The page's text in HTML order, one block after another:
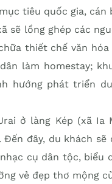
tiêu quốc gia, cán
sẽ lồng ghép các
thiết chế văn
làm homestay;
hướng phát triển
ở làng Kép (xã
Đến đây, du khách
cụ dân tộc, biểu
vẻ đẹp thơ mộng